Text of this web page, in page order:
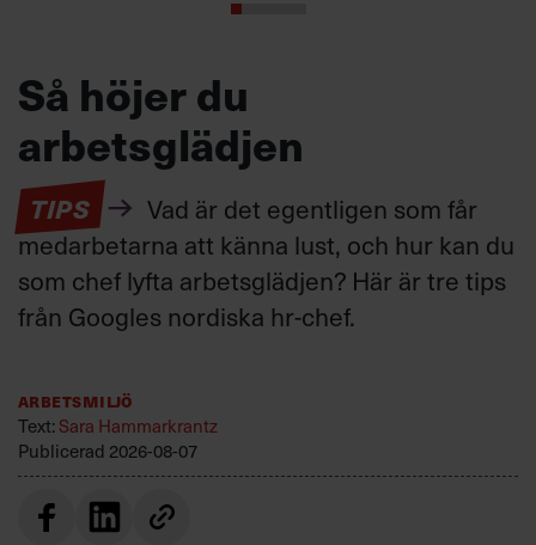
Så höjer du
arbetsglädjen
TIPS
Vad är det egentligen som får
medarbetarna att känna lust, och hur kan du
som chef lyfta arbetsglädjen? Här är tre tips
från Googles nordiska hr-chef.
Arbetsmiljö
Text:Sara Hammarkrantz
Publicerad 2026-08-07